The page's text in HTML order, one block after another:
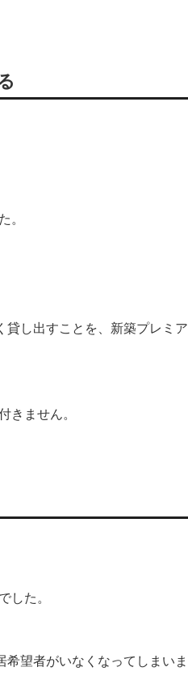
。
貸し出すことを、新築プレミア
きません。
した。
望者がいなくなってしまいま